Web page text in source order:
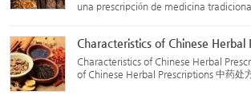
una prescripción de medicina
Characteristics of Chinese Herbal
Characteristics of Chinese Herbal
of Chinese Herbal Prescriptions 中药处